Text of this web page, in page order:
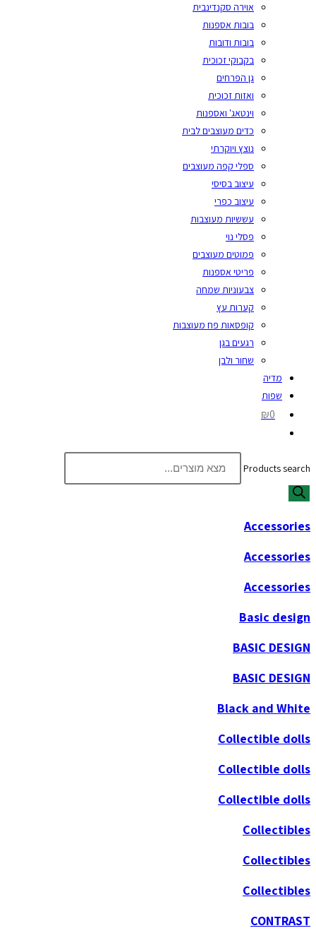
אוירה סקנדינבית
בובות אספנות
בובות ודובות
בקבוקי זכוכית
גן הפרחים
ואזות זכוכית
וינטאג' ואספנות
כדים מעוצבים לבית
נוצץ ויוקרתי
ספלי קפה מעוצבים
עיצוב בסיסי
עיצוב כפרי
עששיות מעוצבות
פסלי נוי
פמוטים מעוצבים
פריטי אספנות
צבעוניות שמחה
קערות עץ
קופסאות פח מעוצבות
רגעים בגן
שחור ולבן
מדיה
שפות
₪0
Products search
Accessories
Accessories
Accessories
Basic design
BASIC DESIGN
BASIC DESIGN
Black and White
Collectible dolls
Collectible dolls
Collectible dolls
Collectibles
Collectibles
Collectibles
CONTRAST